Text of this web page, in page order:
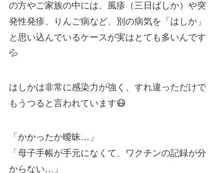
の方やご家族の中には、風疹（三日ばしか）や突
発性発疹、りんご病など、別の病気を「はしか」
と思い込んでいるケースが実はとても多いんです
💦
はしかは非常に感染力が強く、すれ違っただけで
もうつると言われています😷
「かかったか曖昧…」
「母子手帳が手元になくて、ワクチンの記録が分
からない…」